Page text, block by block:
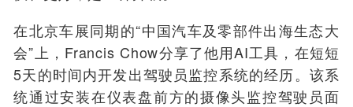
在北京车展同期的“中国汽车及零部件出海生态大
会”上 ，Francis Chow分享了他用AI工具，在短短
5天的时间内开发出驾驶员监控系统的经历。该系
统通过安装在仪表盘前方的摄像头监控驾驶员面